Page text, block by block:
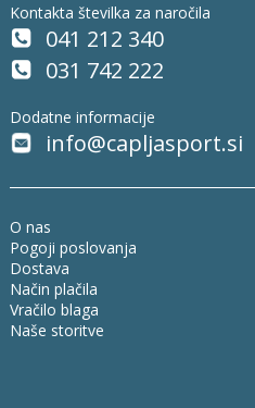
Kontakta številka za naročila
041 212 340
031 742 222
Dodatne informacije
info@capljasport.si
O nas
Pogoji poslovanja
Dostava
Način plačila
Vračilo blaga
Naše storitve